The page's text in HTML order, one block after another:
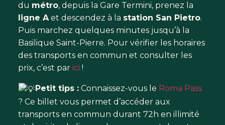
du métro, depuis la Gare Termini, prenez la
ligne Aet descendez à la station San Pietro.
Puis marchez quelques minutes jusqu’à la
Basilique Saint-Pierre. Pour vérifier les horaires
des transports en commun et consulter les
prix, c’est par ici !
Petit tips :Connaissez-vous le Roma Pass
? Ce billet vous permet d’accéder aux
transports en commun durant 72h en illimité